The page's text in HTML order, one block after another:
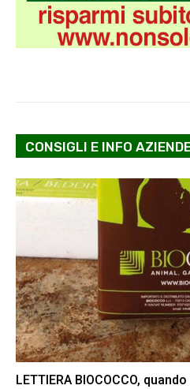
CONSIGLI E INFO
LETTIERA BIOCOCCO,